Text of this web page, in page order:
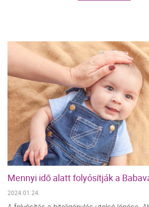
Mennyi idő alatt folyósítják a
2024.01.24.